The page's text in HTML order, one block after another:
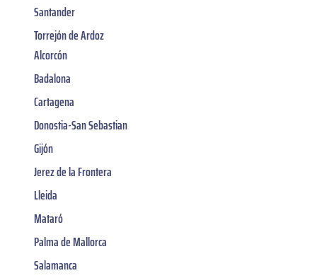
Santander
Torrejón de Ardoz
Alcorcón
Badalona
Cartagena
Donostia-San Sebastian
Gijón
Jerez de la Frontera
Lleida
Mataró
Palma de Mallorca
Salamanca